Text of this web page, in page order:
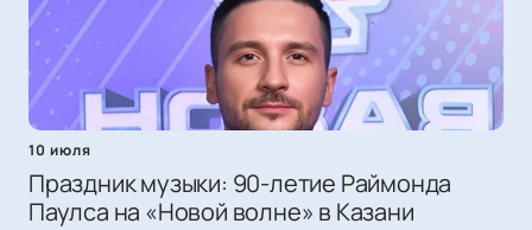
10 июля
Праздник музыки: 90-летие Раймонда
Паулса на «Новой волне» в Казани